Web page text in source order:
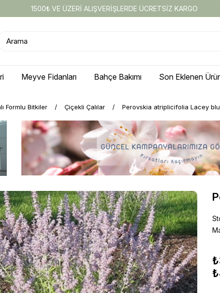
1500₺ VE ÜZERİ ALIŞVERİŞLERDE ÜCRETSİZ KARGO
Meyve Fidanları Bahçe Bakımı Son Eklenen
Formlu Bitkiler Çiçekli Çalılar Perovskia atriplicifolia Lacey